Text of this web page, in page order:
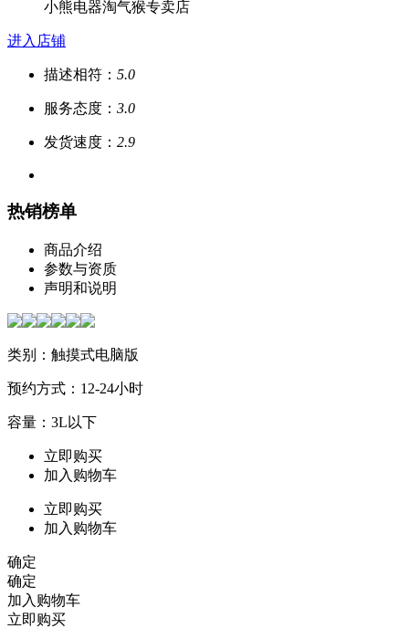
小熊电器淘气猴专卖店
进入店铺
描述相符： 5.0
服务态度： 3.0
发货速度： 2.9
热销榜单
商品介绍
参数与资质
声明和说明
类别：触摸式电脑版
预约方式：12-24小时
容量：3L以下
立即购买
加入购物车
立即购买
加入购物车
确定
确定
加入购物车
立即购买